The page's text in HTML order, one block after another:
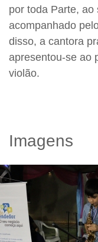
por toda Parte,
acompanhado
disso, a cantora
apresentou-se ao
violão.
Imagens